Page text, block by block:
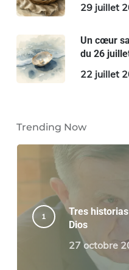
29 juillet
Un cœur
du 26
22 juillet
Trending Now
Tres
Dios
27 octobre